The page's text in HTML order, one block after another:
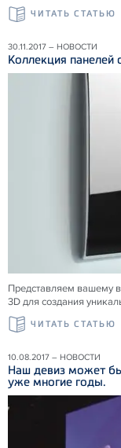
ЧИТАТЬ СТАТЬЮ
30.11.2017 – НОВОСТИ
Коллекция
Представляем вашему
3D для создания
ЧИТАТЬ СТАТЬЮ
10.08.2017 – НОВОСТИ
Наш девиз может
уже многие годы.